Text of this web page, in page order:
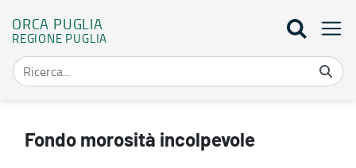
ORCA PUGLIA
REGIONE PUGLIA
Fondo morosità incolpevole